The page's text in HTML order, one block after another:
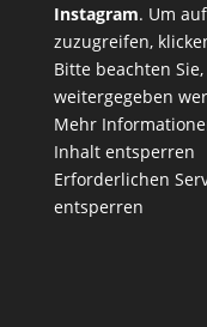
Instagram. Um
zuzugreifen,
Bitte beachten
weitergegeben
Mehr
Inhalt entsperren
Erforderlichen
entsperren